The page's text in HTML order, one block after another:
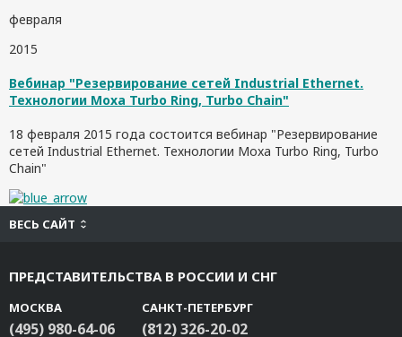
февраля
2015
Вебинар "Резервирование сетей Industrial Ethernet.
Технологии Moxa Turbo Ring, Turbo Chain"
18 февраля 2015 года состоится вебинар "Резервирование
сетей Industrial Ethernet. Технологии Moxa Turbo Ring, Turbo
Chain"
ВЕСЬ САЙТ
ПРЕДСТАВИТЕЛЬСТВА В РОССИИ И СНГ
МОСКВА
(495) 980-64-06
САНКТ-ПЕТЕРБУРГ
(812) 326-20-02